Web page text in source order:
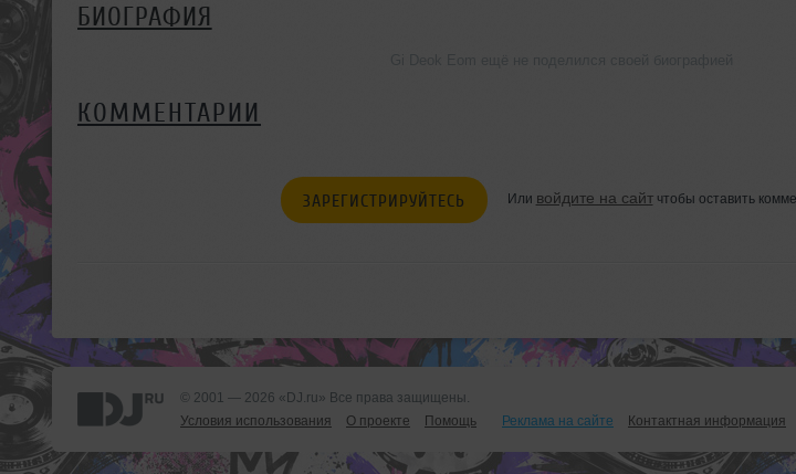
БИОГРАФИЯ
КОММЕНТАРИИ
ЗАРЕГИСТРИРУЙТЕСЬ Или войдите на сайтчтобы оставить
© 2001 — 2026 «DJ.ru» Все права защищены.
Условия использования
О проекте Помощь Реклама на сайте Контактная информация